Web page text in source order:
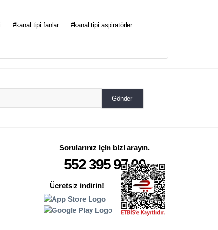
#kanal tipi fanlar
#kanal tipi aspiratörler
Gönder
Sorularınız için bizi arayın.
552 395 97 00
Ücretsiz indirin!